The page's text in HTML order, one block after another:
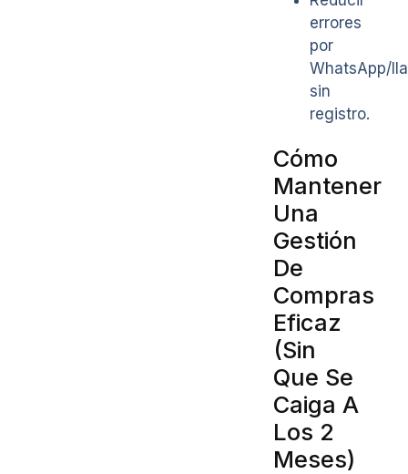
errores
por
WhatsApp/
sin
registro.
Cómo
Mantener
Una
Gestión
De
Compras
Eficaz
(Sin
Que Se
Caiga A
Los 2
Meses)